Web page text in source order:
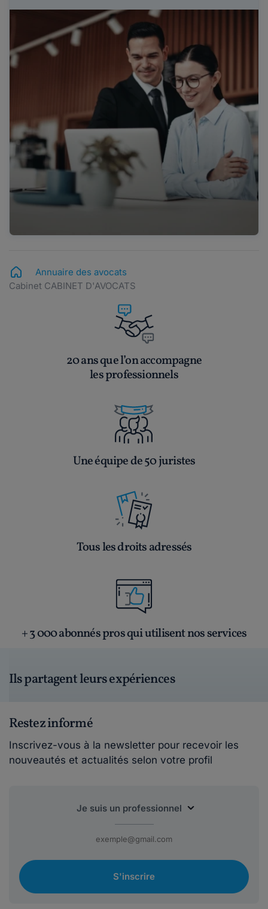
Annuaire des avocats
Cabinet CABINET D'AVOCATS
20 ans que l’on accompagne
les professionnels
Une équipe de 50 juristes
Tous les droits adressés
+ 3 000 abonnés pros qui utilisent nos services
Ils partagent leurs expériences
Restez informé
Inscrivez-vous à la newsletter pour recevoir les
nouveautés et actualités selon votre profil
S'inscrire